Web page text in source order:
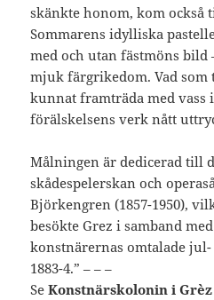
skänkte honom, kom
Sommarens idylliska
med och utan fästmöns bild
mjuk färgrikedom. Vad
kunnat framträda med vass
förälskelsens verk nått
Målningen är dedicerad till
skådespelerskan och
Björkengren (1857-1950),
besökte Grez i samband
konstnärernas omtalade
1883-4.” – – –
SeKonstnärskolonin i